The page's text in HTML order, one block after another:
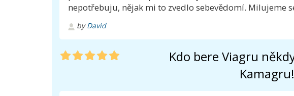
nepotřebuju, nějak mi to zvedlo sebevědomí. Milujeme
byDavid
Kdo bere Viagru
Kamagru!